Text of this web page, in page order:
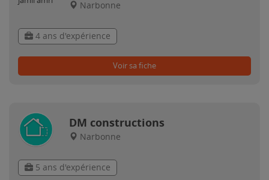
Narbonne
4 ans d'expérience
Voir sa fiche
DM constructions
Narbonne
5 ans d'expérience